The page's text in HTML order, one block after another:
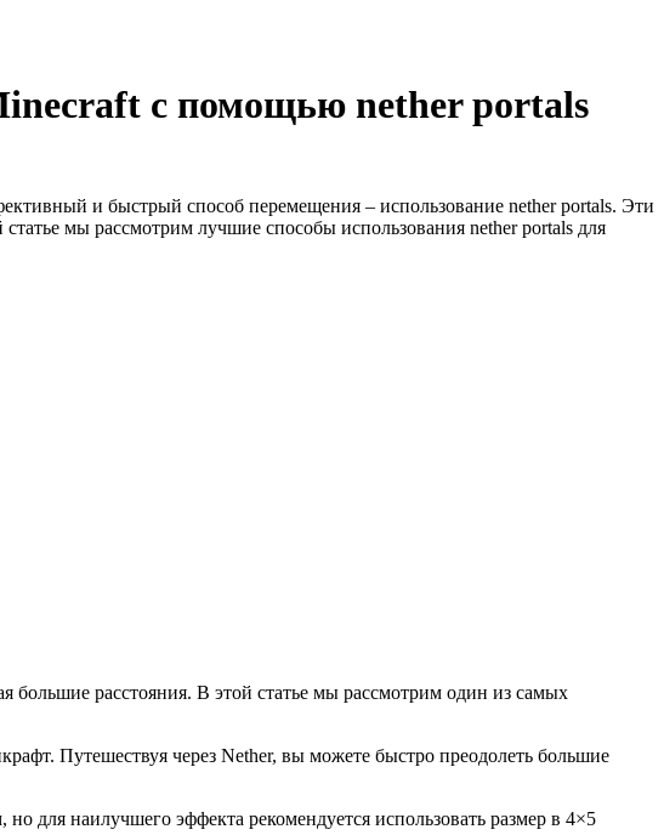
с помощью nether portals
и быстрый способ перемещения – использование nether portals. Эти
мы рассмотрим лучшие способы использования nether portals для
большие расстояния. В этой статье мы рассмотрим один из самых
Путешествуя через Nether, вы можете быстро преодолеть большие
для наилучшего эффекта рекомендуется использовать размер в 4×5